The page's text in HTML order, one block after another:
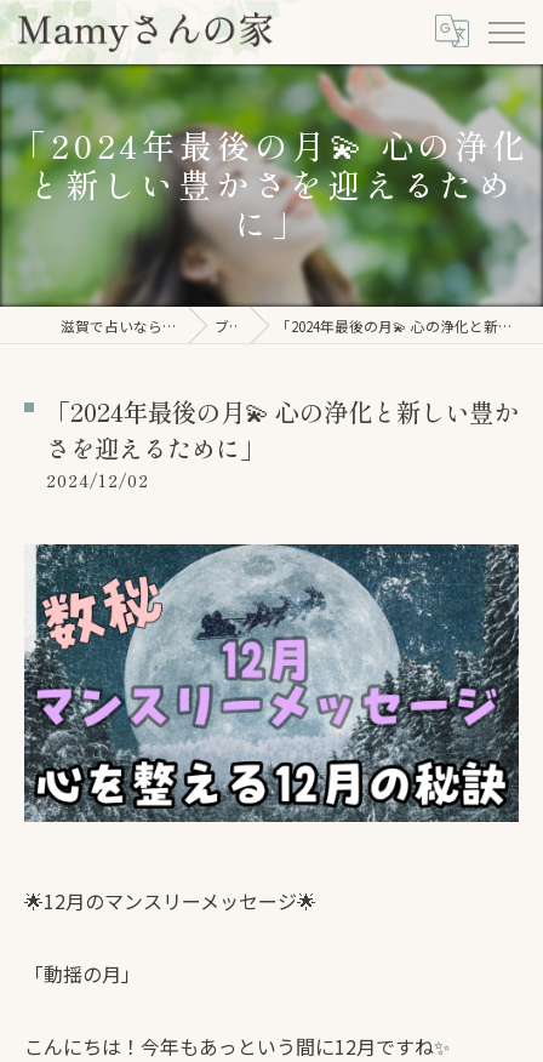
「2024年最後の月💫 心の浄化
と新しい豊かさを迎えるため
に」
滋賀で占いならMamyさんの家 ブログ 「2024年最後の月💫 心の浄化と新しい豊かさを迎えるために」
「2024年最後の月💫 心の浄化と新しい豊か
さを迎えるために」
2024/12/02
🌟12月のマンスリーメッセージ🌟
「動揺の月」
こんにちは！今年もあっという間に12月ですね✨